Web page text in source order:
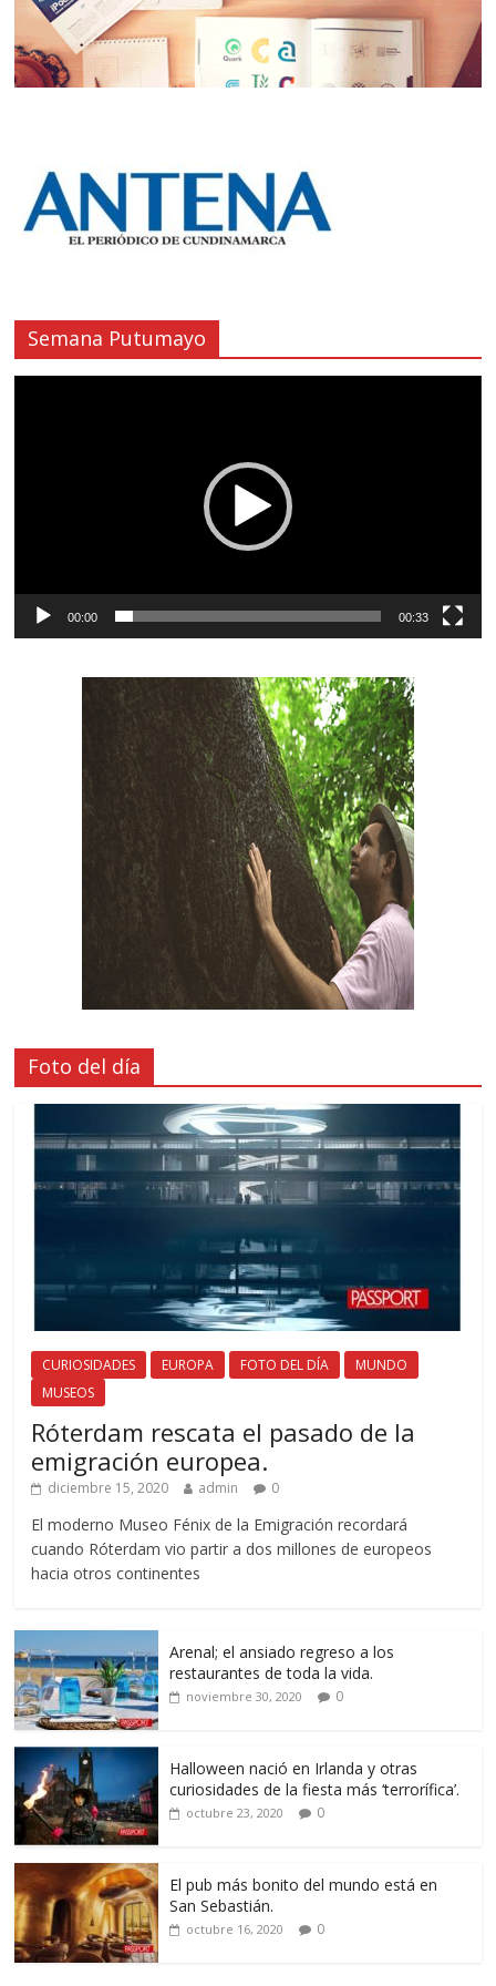
Semana Putumayo
00:00 00:33
Foto del día
CURIOSIDADES EUROPA FOTO DEL DÍA
MUNDO
MUSEOS
Róterdam rescata el pasado de la
emigración europea.
diciembre 15, 2020 admin 0
El moderno Museo Fénix de la Emigración recordará
cuando Róterdam vio partir a dos millones de europeos
hacia otros continentes
Arenal; el ansiado regreso a los
restaurantes de toda la vida.
noviembre 30, 2020 0
Halloween nació en Irlanda y otras
curiosidades de la fiesta más ‘terrorífica’.
octubre 23, 2020 0
El pub más bonito del mundo está en
San Sebastián.
octubre 16, 2020 0